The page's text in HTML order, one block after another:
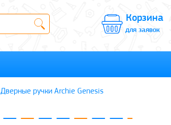
Корзина
для заявок
Дверные ручки Archie Genesis